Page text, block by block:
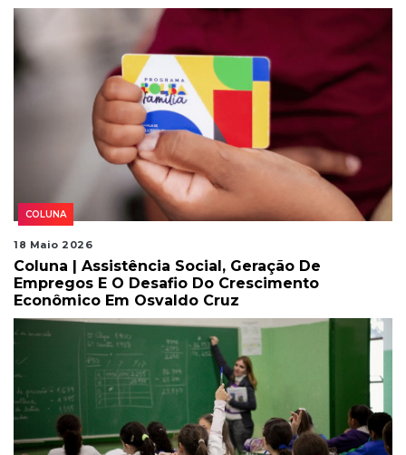
COLUNA
18 Maio 2026
Coluna | Assistência Social, Geração De
Empregos E O Desafio Do Crescimento
Econômico Em Osvaldo Cruz